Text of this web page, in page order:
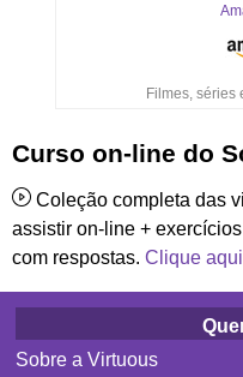
Filmes, séries
Curso on-line do
Coleção completa das
assistir on-line +
com respostas. Clique
Sobre a Virtuous